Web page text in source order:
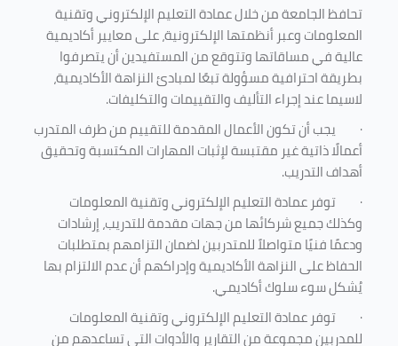
تحافظ الجامعة من خلال عمادة التعليم الإلكتروني وتقنية
المعلومات وعبر أنظمتها الإلكترونية، على معايير أكاديمية
عالية في مساقاتها وتتوقع من المستفيدين أن يتصرفوا
بطريقة احترافية مسؤولة تبعًا لمبادئ النزاهة الأكاديمية،
لاسيما عند إجراء التأليف والتقييمات والتكليفات.
· يجب أن تكون الأعمال المقدمة للتقييم من طرف المتدرب
أعمالًا ذاتية غير مقتبسة لإثبات المهارات المكتسبة وتحقيق
أهداف التدريب.
· توفر عمادة التعليم الإلكتروني وتقنية المعلومات
وكذلك جميع شركائها من جهات مقدمة للتدريب، إرشادات
ودعمًا فنيًا متواصلاً للمتدربين لضمان التزامهم بمتطلبات
الحفاظ على النزاهة الأكاديمية وإدراكهم أن عدم الالتزام بها
يُشكل سوء سلوك أكاديمي.
· توفر عمادة التعليم الإلكتروني وتقنية المعلومات
للمدربين مجموعة من التقارير والأدوات التي تساعدهم من